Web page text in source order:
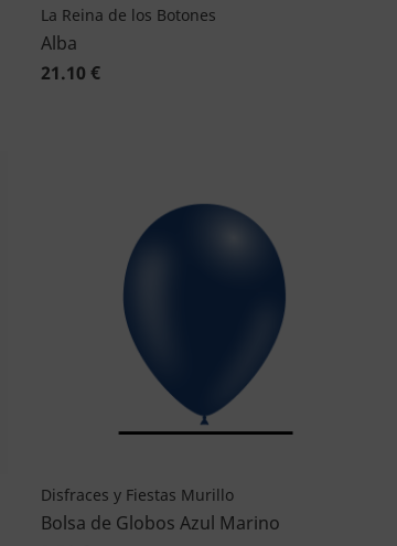
La Reina de los Botones
Alba
21.10 €
Disfraces y Fiestas Murillo
Bolsa de Globos Azul Marino